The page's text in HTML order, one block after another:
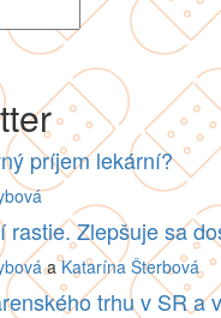
príjem lekární?
rastie. Zlepšuje sa
aKatarína Šterbová
trhu v SR a